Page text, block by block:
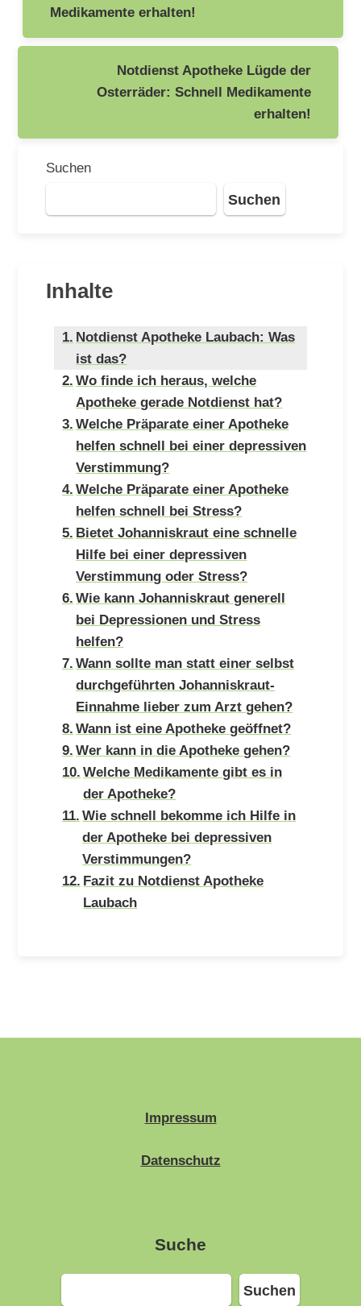
Medikamente erhalten!
Notdienst Apotheke Lügde der
Osterräder: Schnell Medikamente
erhalten!
Suchen
Suchen
Inhalte
Notdienst Apotheke Laubach: Was
ist das?
Wo finde ich heraus, welche
Apotheke gerade Notdienst hat?
Welche Präparate einer Apotheke
helfen schnell bei einer depressiven
Verstimmung?
Welche Präparate einer Apotheke
helfen schnell bei Stress?
Bietet Johanniskraut eine schnelle
Hilfe bei einer depressiven
Verstimmung oder Stress?
Wie kann Johanniskraut generell
bei Depressionen und Stress
helfen?
Wann sollte man statt einer selbst
durchgeführten Johanniskraut-
Einnahme lieber zum Arzt gehen?
Wann ist eine Apotheke geöffnet?
Wer kann in die Apotheke gehen?
Welche Medikamente gibt es in
der Apotheke?
Wie schnell bekomme ich Hilfe in
der Apotheke bei depressiven
Verstimmungen?
Fazit zu Notdienst Apotheke
Laubach
Impressum
Datenschutz
Suche
Suchen
Suchen